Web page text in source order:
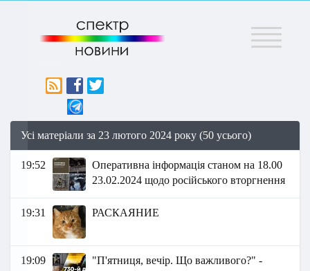
Меню
Усі матеріали за 23 лютого 2024 року (50 усього)
19:52
Оперативна інформація станом на 18.00
23.02.2024 щодо російського вторгнення
19:31 РАСКАЯНИЕ
19:09
"П'ятниця, вечір. Що важливого?" -